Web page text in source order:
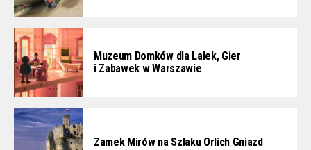
Muzeum Domków dla Lalek, Gier
i Zabawek w Warszawie
Zamek Mirów na Szlaku Orlich Gniazd